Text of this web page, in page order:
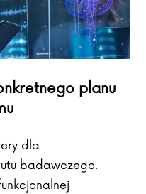
planu
dla
badawczego.